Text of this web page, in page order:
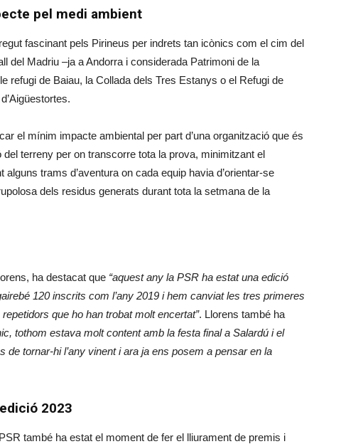
pel medi ambient
fascinant pels Pirineus per indrets tan icònics com el cim del
del Madriu –ja a Andorra i considerada Patrimoni de la
refugi de Baiau, la Collada dels Tres Estanys o el Refugi de
el mínim impacte ambiental per part d’una organització que és
terreny per on transcorre tota la prova, minimitzant el
trams d’aventura on cada equip havia d’orientar-se
dels residus generats durant tota la setmana de la
ha destacat que “aquest any la PSR ha estat una edició
120 inscrits com l’any 2019 i hem canviat les tres primeres
que ho han trobat molt encertat”. Llorens també ha
tothom estava molt content amb la festa final a Salardú i el
tornar-hi l’any vinent i ara ja ens posem a pensar en la
2023
també ha estat el moment de fer el lliurament de premis i